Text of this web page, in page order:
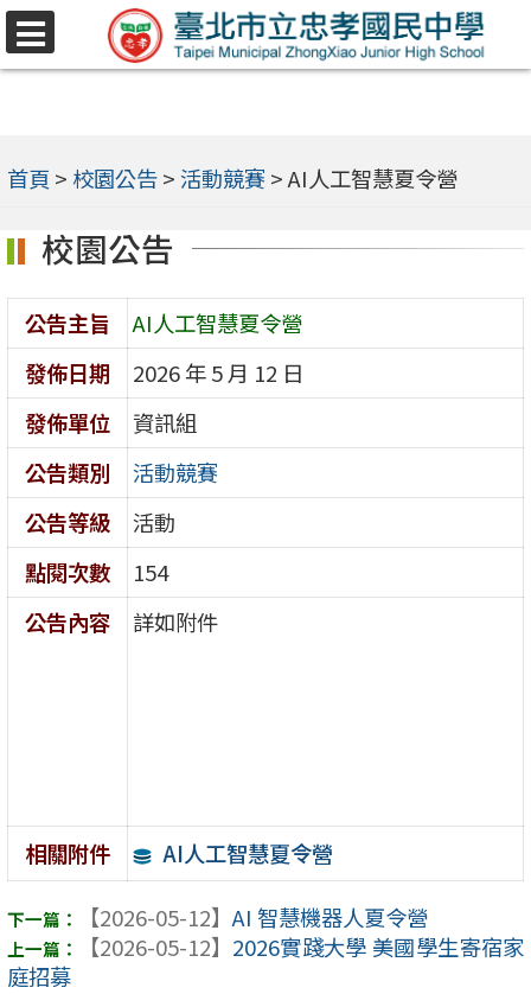
跳
至
內
選
首頁 > 校園公告>活動競賽 >AI人工智慧夏令營
校園公告
公告主旨
AI人工智慧夏令營
發佈日期
2026 年 5 月 12 日
發佈單位
資訊組
公告類別
活動競賽
公告等級
活動
點閱次數
154
公告內容
詳如附件
相關附件 AI人工智慧夏令營
【2026-05-12】AI 智慧機器人夏令營
【2026-05-12】 2026實踐大學 美國學生寄宿家
庭招募